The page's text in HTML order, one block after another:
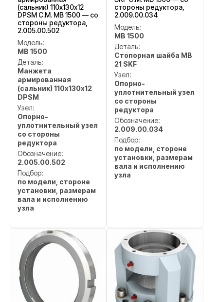
(сальник) 110х130х12
DPSM C.M. MB 1500 — со
стороны редуктора,
2.005.00.502
Модель:
MB 1500
Деталь:
Манжета
армированная
(сальник) 110х130х12
DPSM
Узел:
Опорно-
уплотнительный узел
со стороны
редуктора
Обозначение:
2.005.00.502
Подбор:
по модели, стороне
установки, размерам
вала и исполнению
узла
стороны редуктора,
2.009.00.034
Модель:
MB 1500
Деталь:
Стопорная шайба MB
21 SKF
Узел:
Опорно-
уплотнительный узел
со стороны
редуктора
Обозначение:
2.009.00.034
Подбор:
по модели, стороне
установки, размерам
вала и исполнению
узла